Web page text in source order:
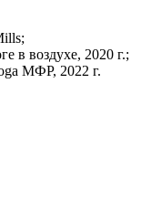
в воздухе, 2020 г.;
МФР, 2022 г.